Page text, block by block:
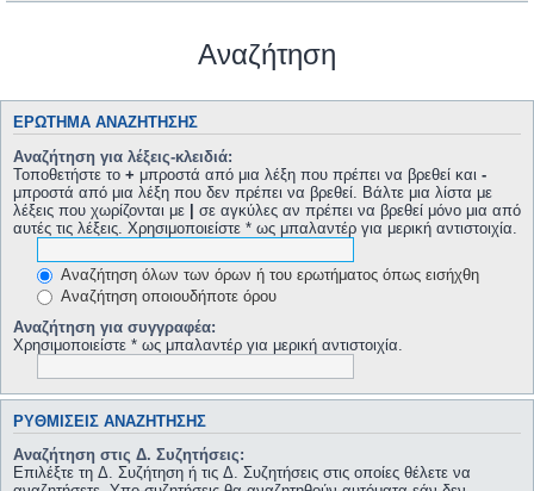
Αναζήτηση
ΕΡΏΤΗΜΑ ΑΝΑΖΉΤΗΣΗΣ
Αναζήτηση για λέξεις-κλειδιά:
Τοποθετήστε το + μπροστά από μια λέξη που πρέπει να βρεθεί και -
μπροστά από μια λέξη που δεν πρέπει να βρεθεί. Βάλτε μια λίστα με
λέξεις που χωρίζονται με | σε αγκύλες αν πρέπει να βρεθεί μόνο μια από
αυτές τις λέξεις. Χρησιμοποιείστε * ως μπαλαντέρ για μερική αντιστοιχία.
Αναζήτηση όλων των όρων ή του ερωτήματος όπως εισήχθη
Αναζήτηση οποιουδήποτε όρου
Αναζήτηση για συγγραφέα:
Χρησιμοποιείστε * ως μπαλαντέρ για μερική αντιστοιχία.
ΡΥΘΜΊΣΕΙΣ ΑΝΑΖΉΤΗΣΗΣ
Αναζήτηση στις Δ. Συζητήσεις:
Επιλέξτε τη Δ. Συζήτηση ή τις Δ. Συζητήσεις στις οποίες θέλετε να